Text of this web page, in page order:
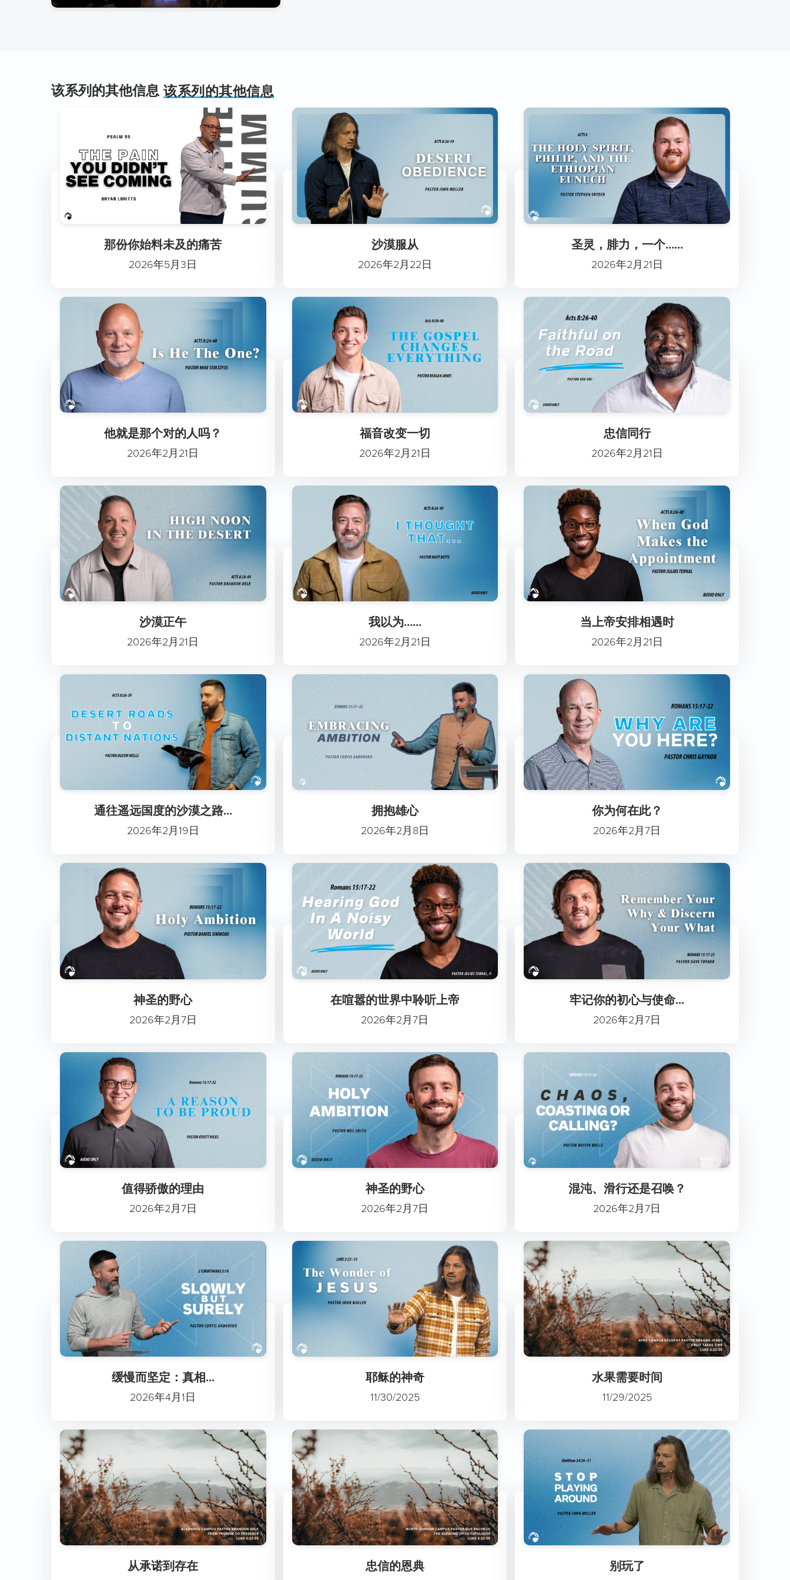
该系列的其他信息该系列的其他信息
那份你始料未及的痛苦
2026年5月3日
沙漠服从
2026年2月22日
圣灵，腓力，一个……
2026年2月21日
他就是那个对的人吗？
2026年2月21日
福音改变一切
2026年2月21日
忠信同行
2026年2月21日
沙漠正午
2026年2月21日
我以为……
2026年2月21日
当上帝安排相遇时
2026年2月21日
通往遥远国度的沙漠之路...
2026年2月19日
拥抱雄心
2026年2月8日
你为何在此？
2026年2月7日
神圣的野心
2026年2月7日
在喧嚣的世界中聆听上帝
2026年2月7日
牢记你的初心与使命...
2026年2月7日
值得骄傲的理由
2026年2月7日
神圣的野心
2026年2月7日
混沌、滑行还是召唤？
2026年2月7日
缓慢而坚定：真相...
2026年4月1日
耶稣的神奇
11/30/2025
水果需要时间
11/29/2025
从承诺到存在 忠信的恩典 别玩了